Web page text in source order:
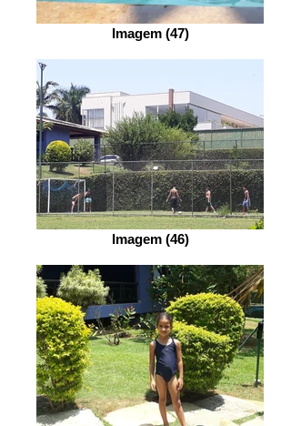
Imagem (47)
Imagem (46)